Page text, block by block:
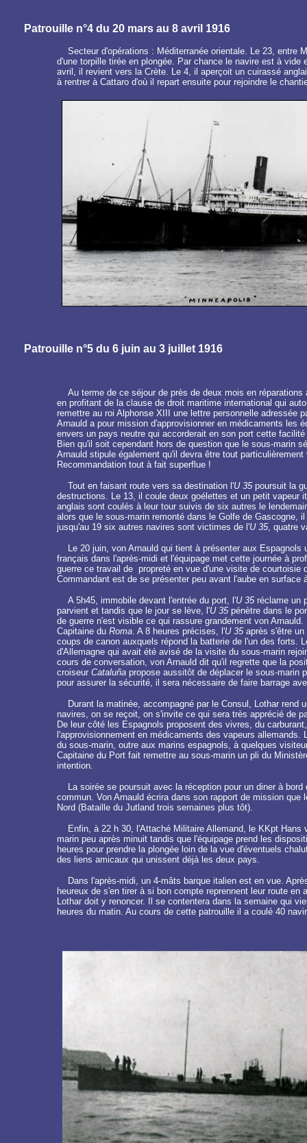
Patrouille n°4 du 20 mars au 8 avril 1916
Secteur d'opérations : Méditerranée orientale. Le 23, entre
d'une torpille tirée en plongée. Par chance le navire est à
avril, il revient vers la Crète. Le 4, il aperçoit un cuirassé
à rentrer à Cattaro d'où il repart ensuite pour rejoindre le
Patrouille n°5 du 6 juin au 3 juillet 1916
Au terme de ce séjour de près de deux mois en
en profitant de la clause de droit maritime international qui
remettre au roi Alphonse XIII une lettre personnelle adressée
Arnauld a pour mission d'approvisionner en médicaments les
envers un pays neutre qui accorderait en son port cette
Bien qu'il soit cependant hors de question que le sous-marin
Arnauld stipule également qu'il devra être tout
Recommandation tout à fait superflue !
Tout en faisant route vers sa destination l'U 35poursuit la
destructions. Le 13, il coule deux goélettes et un petit vapeur
anglais sont coulés à leur tour suivis de six autres le
alors que le sous-marin remonté dans le Golfe de Gascogne,
jusqu'au 19 six autres navires sont victimes de l'U 35, quatre
Le 20 juin, von Arnauld qui tient à présenter aux
français dans l'après-midi et l'équipage met cette journée à
guerre ce travail de propreté en vue d'une visite de courtoisie
Commandant est de se présenter peu avant l'aube en surface
A 5h45, immobile devant l'entrée du port, l'U 35réclame un
parvient et tandis que le jour se lève, l'U 35pénètre dans le
de guerre n'est visible ce qui rassure grandement von
Capitaine du Roma. A 8 heures précises, l'U 35après s'être un
coups de canon auxquels répond la batterie de l'un des forts.
d'Allemagne qui avait été avisé de la visite du sous-marin
cours de conversation, von Arnauld dit qu'il regrette que la
croiseur Cataluñapropose aussitôt de déplacer le sous-marin
pour assurer la sécurité, il sera nécessaire de faire barrage
Durant la matinée, accompagné par le Consul, Lothar
navires, on se reçoit, on s'invite ce qui sera très apprécié de
De leur côté les Espagnols proposent des vivres, du
l'approvisionnement en médicaments des vapeurs
du sous-marin, outre aux marins espagnols, à quelques
Capitaine du Port fait remettre au sous-marin un pli du
intention.
La soirée se poursuit avec la réception pour un diner à bord
commun. Von Arnauld écrira dans son rapport de mission
Nord (Bataille du Jutland trois semaines plus tôt).
Enfin, à 22 h 30, l'Attaché Militaire Allemand, le KKpt
marin peu après minuit tandis que l'équipage prend les
heures pour prendre la plongée loin de la vue d'éventuels
des liens amicaux qui unissent déjà les deux pays.
Dans l'après-midi, un 4-mâts barque italien est en vue.
heureux de s'en tirer à si bon compte reprennent leur route
Lothar doit y renoncer. Il se contentera dans la semaine qui
heures du matin. Au cours de cette patrouille il a coulé 40